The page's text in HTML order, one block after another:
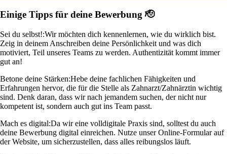
Einige Tipps für deine Bewerbung 🫡
Sei du selbst!:Wir möchten dich kennenlernen, wie du wirklich bist.
Zeig in deinem Anschreiben deine Persönlichkeit und was dich
motiviert, Teil unseres Teams zu werden. Authentizität kommt immer
gut an!
Betone deine Stärken:Hebe deine fachlichen Fähigkeiten und
Erfahrungen hervor, die für die Stelle als Zahnarzt/Zahnärztin wichtig
sind. Denk daran, dass wir nach jemandem suchen, der nicht nur
kompetent ist, sondern auch gut ins Team passt.
Mach es digital:Da wir eine volldigitale Praxis sind, solltest du auch
deine Bewerbung digital einreichen. Nutze unser Online-Formular auf
der Website, um sicherzustellen, dass alles reibungslos läuft.